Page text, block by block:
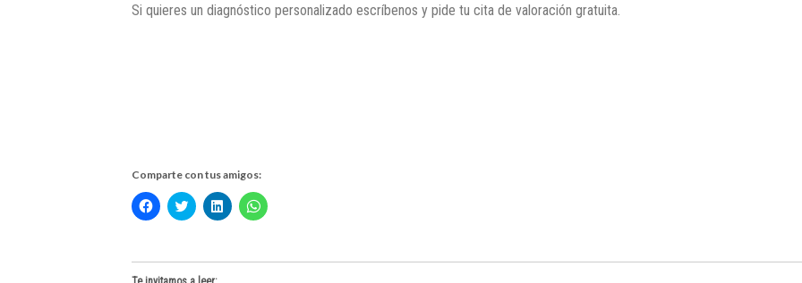
Si quieres un diagnóstico personalizado escríbenos y pide tu cita de valoración gratuita.
Comparte con tus amigos:
Haz
clic
Facebook
(Se
Haz
clic
Twitter
(Se
Haz
clic
LinkedIn
Haz
clic
WhatsApp